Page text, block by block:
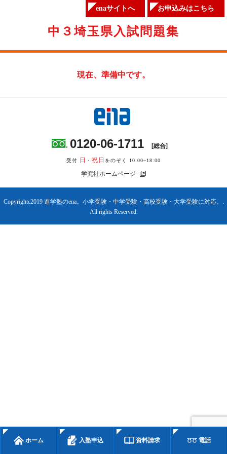
中３埼玉県入試問題集
enaサイトへ お申込みはこちら
現在、準備中です。
0120-06-1711 [総合]
受付 日 ・ 祝日 をのぞく 10:00~18:00
学究社ホームページ
Copyrightc2019 進学塾のena。小学受験・中学受験・高校受験・大学受験に対応。.
All rights Reserved.
ホーム 入塾申込 資料請求 電話